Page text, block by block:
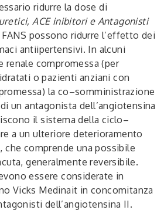
ridurre la dose di
ACE inibitori e Antagonisti
FANS possono ridurre l’effetto dei
antiipertensivi. In alcuni
renale compromessa (per
o pazienti anziani con
la co–somministrazione
un antagonista dell’angiotensina
il sistema della ciclo–
a un ulteriore deterioramento
che comprende una possibile
generalmente reversibile.
essere considerate in
Vicks Medinait in concomitanza
dell’angiotensina II.